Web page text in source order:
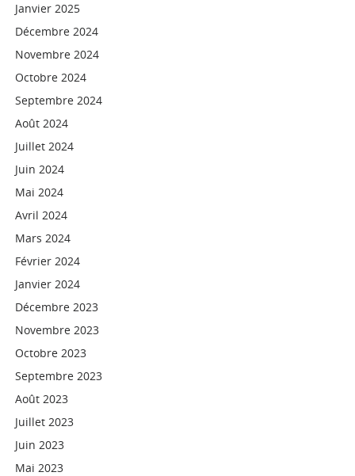
Janvier 2025
Décembre 2024
Novembre 2024
Octobre 2024
Septembre 2024
Août 2024
Juillet 2024
Juin 2024
Mai 2024
Avril 2024
Mars 2024
Février 2024
Janvier 2024
Décembre 2023
Novembre 2023
Octobre 2023
Septembre 2023
Août 2023
Juillet 2023
Juin 2023
Mai 2023